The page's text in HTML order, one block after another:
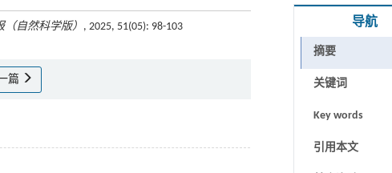
自然科学版） , 2025, 51(05): 98-103
篇
导航
摘要
关键词
Key words
引用本文